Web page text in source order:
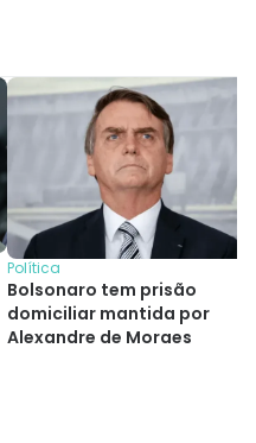
Política
Bolsonaro tem prisão
domiciliar mantida por
Alexandre de Moraes